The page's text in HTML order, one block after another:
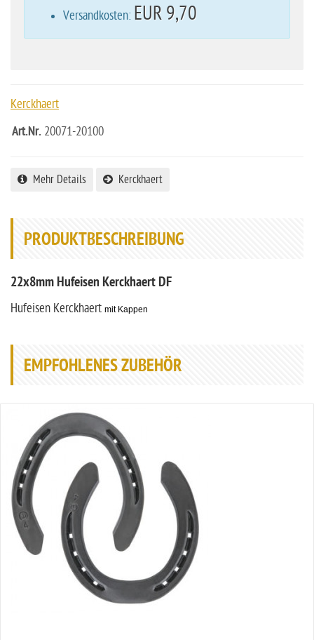
Versandkosten: EUR 9,70
Kerckhaert
Art.Nr. 20071-20100
Mehr Details Kerckhaert
PRODUKTBESCHREIBUNG
22x8mm Hufeisen Kerckhaert DF
Hufeisen Kerckhaert mit Kappen
EMPFOHLENES ZUBEHÖR